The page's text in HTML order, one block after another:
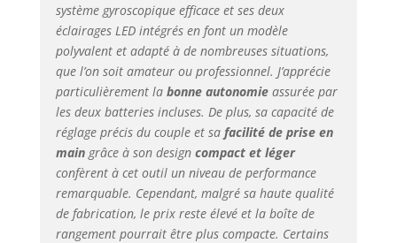
système gyroscopique efficace et ses deux
éclairages LED intégrés en font un modèle
polyvalent et adapté à de nombreuses situations,
que l’on soit amateur ou professionnel. J’apprécie
particulièrement la bonne autonomieassurée par
les deux batteries incluses. De plus, sa capacité de
réglage précis du couple et sa facilité de prise en
maingrâce à son design compact et léger
confèrent à cet outil un niveau de performance
remarquable. Cependant, malgré sa haute qualité
de fabrication, le prix reste élevé et la boîte de
rangement pourrait être plus compacte. Certains